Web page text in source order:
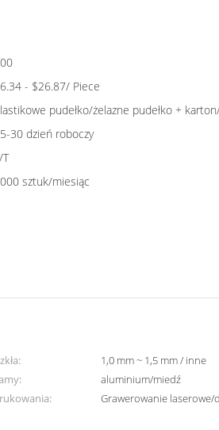
- $26.87/ Piece
pudełko/żelazne pudełko +
30 dzień roboczy
T
sztuk/miesiąc
1,0 mm ~ 1,5 mm / inne
aluminium/miedź
Grawerowanie